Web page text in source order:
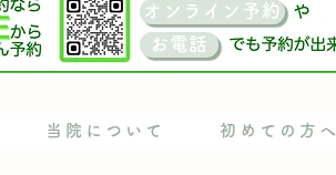
オンライン予約
お電話
当院について 初めての方へ